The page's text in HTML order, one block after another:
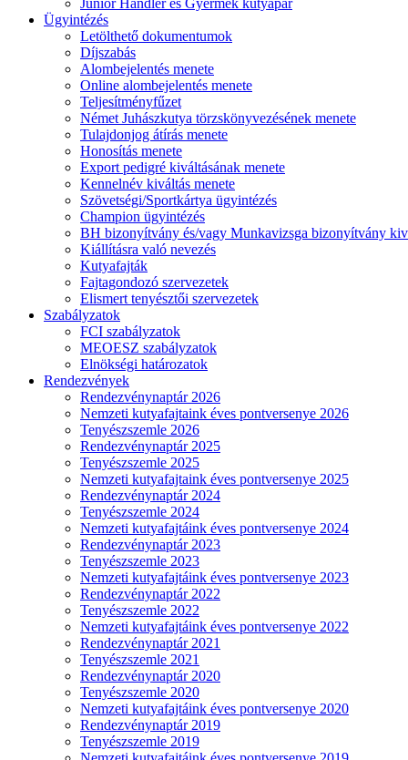
Junior Handler és Gyermek kutyapár
Ügyintézés
Letölthető dokumentumok
Díjszabás
Alombejelentés menete
Online alombejelentés menete
Teljesítményfűzet
Német Juhászkutya törzskönyvezésének menete
Tulajdonjog átírás menete
Honosítás menete
Export pedigré kiváltásának menete
Kennelnév kiváltás menete
Szövetségi/Sportkártya ügyintézés
Champion ügyintézés
BH bizonyítvány és/vagy Munkavizsga bizonyítvány
Kiállításra való nevezés
Kutyafajták
Fajtagondozó szervezetek
Elismert tenyésztői szervezetek
Szabályzatok
FCI szabályzatok
MEOESZ szabályzatok
Elnökségi határozatok
Rendezvények
Rendezvénynaptár 2026
Nemzeti kutyafajtaink éves pontversenye 2026
Tenyészszemle 2026
Rendezvénynaptár 2025
Tenyészszemle 2025
Nemzeti kutyafajtaink éves pontversenye 2025
Rendezvénynaptár 2024
Tenyészszemle 2024
Nemzeti kutyafajtáink éves pontversenye 2024
Rendezvénynaptár 2023
Tenyészszemle 2023
Nemzeti kutyafajtáink éves pontversenye 2023
Rendezvénynaptár 2022
Tenyészszemle 2022
Nemzeti kutyafajtáink éves pontversenye 2022
Rendezvénynaptár 2021
Tenyészszemle 2021
Rendezvénynaptár 2020
Tenyészszemle 2020
Nemzeti kutyafajtáink éves pontversenye 2020
Rendezvénynaptár 2019
Tenyészszemle 2019